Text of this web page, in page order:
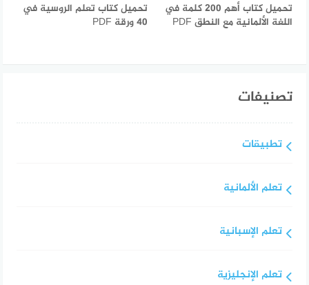
تحميل كتاب أهم 200 كلمة في
اللغة الألمانية مع النطق PDF
تحميل كتاب تعلم الروسية في
40 ورقة PDF
تصنيفات
تطبيقات
تعلم الألمانية
تعلم الإسبانية
تعلم الإنجليزية